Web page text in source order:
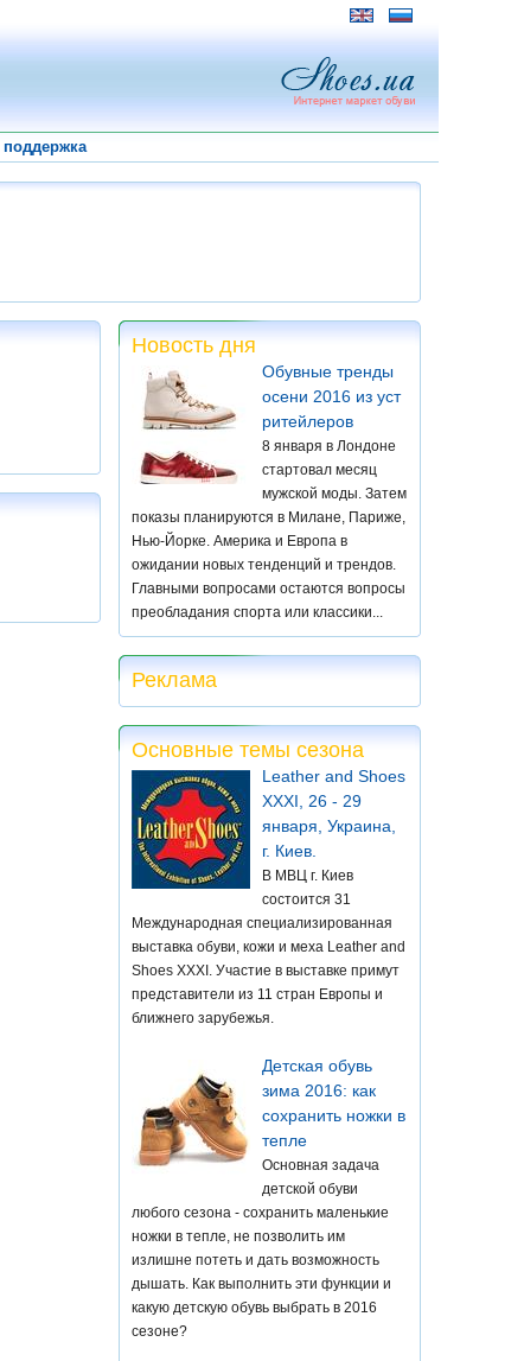
поддержка
Новость дня
Обувные тренды
осени 2016 из уст
ритейлеров
8 января в Лондоне
стартовал месяц
мужской моды. Затем
показы планируются в Милане, Париже,
Нью-Йорке. Америка и Европа в
ожидании новых тенденций и трендов.
Главными вопросами остаются вопросы
преобладания спорта или классики...
Реклама
Основные темы сезона
Leather and Shoes
XXXI, 26 - 29
января, Украина,
г. Киев.
В МВЦ г. Киев
состоится 31
Международная специализированная
выставка обуви, кожи и меха Leather and
Shoes XXXI. Участие в выставке примут
представители из 11 стран Европы и
ближнего зарубежья.
Детская обувь
зима 2016: как
сохранить ножки в
тепле
Основная задача
детской обуви
любого сезона - сохранить маленькие
ножки в тепле, не позволить им
излишне потеть и дать возможность
дышать. Как выполнить эти функции и
какую детскую обувь выбрать в 2016
сезоне?